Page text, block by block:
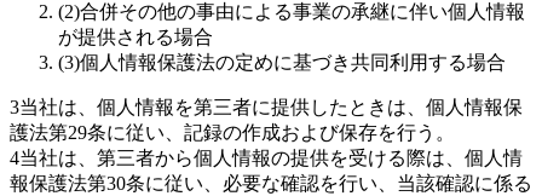
(2)合併その他の事由による事業の承継に伴い個人情報
が提供される場合
(3)個人情報保護法の定めに基づき共同利用する場合
3当社は、個人情報を第三者に提供したときは、個人情報保
護法第29条に従い、記録の作成および保存を行う。
4当社は、第三者から個人情報の提供を受ける際は、個人情
報保護法第30条に従い、必要な確認を行い、当該確認に係る